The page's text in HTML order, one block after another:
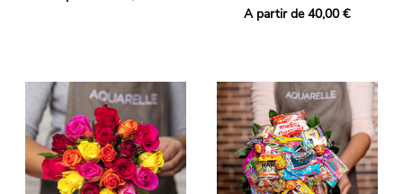
A partir de 40,00 €